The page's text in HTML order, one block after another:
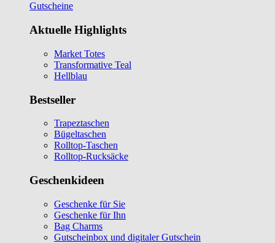
Gutscheine
Aktuelle Highlights
Market Totes
Transformative Teal
Hellblau
Bestseller
Trapeztaschen
Bügeltaschen
Rolltop-Taschen
Rolltop-Rucksäcke
Geschenkideen
Geschenke für Sie
Geschenke für Ihn
Bag Charms
Gutscheinbox und digitaler Gutschein